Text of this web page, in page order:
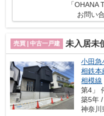
「OHANA
お問い
売買 | 中古一戸建 未入居未使
小田急
相鉄本
相模線
第4」
築5年
神奈川